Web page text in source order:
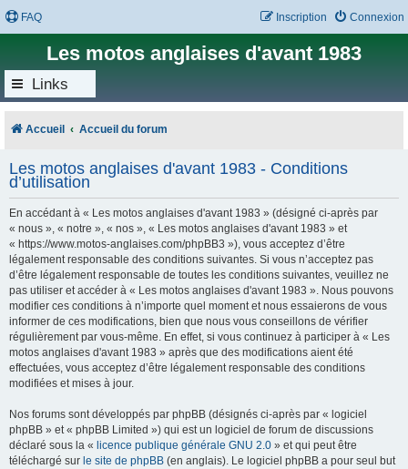
FAQ Connexion
Inscription
Les motos anglaises d'avant 1983
Links
Accueil Accueil du forum
Les motos anglaises d'avant 1983 - Conditions
d’utilisation
En accédant à « Les motos anglaises d'avant 1983 » (désigné ci-après par
« nous », « notre », « nos », « Les motos anglaises d'avant 1983 » et
« https://www.motos-anglaises.com/phpBB3 »), vous acceptez d’être
légalement responsable des conditions suivantes. Si vous n’acceptez pas
d’être légalement responsable de toutes les conditions suivantes, veuillez ne
pas utiliser et accéder à « Les motos anglaises d'avant 1983 ». Nous pouvons
modifier ces conditions à n’importe quel moment et nous essaierons de vous
informer de ces modifications, bien que nous vous conseillons de vérifier
régulièrement par vous-même. En effet, si vous continuez à participer à « Les
motos anglaises d'avant 1983 » après que des modifications aient été
effectuées, vous acceptez d’être légalement responsable des conditions
modifiées et mises à jour.
Nos forums sont développés par phpBB (désignés ci-après par « logiciel
phpBB » et « phpBB Limited ») qui est un logiciel de forum de discussions
déclaré sous la « licence publique générale GNU 2.0 » et qui peut être
téléchargé sur le site de phpBB (en anglais). Le logiciel phpBB a pour seul but